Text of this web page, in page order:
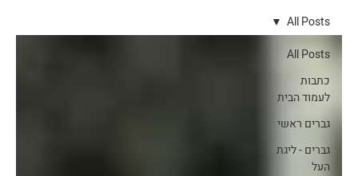
All Posts
כתבות
לעמוד הבית
גברים ראשי
גברים - ליגת
העל
All Posts